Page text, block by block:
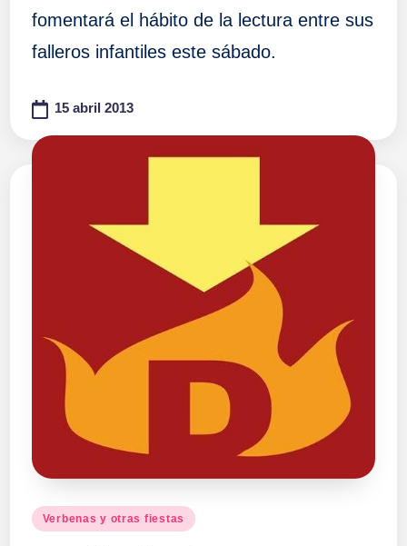
fomentará el hábito de la lectura entre sus
falleros infantiles este sábado.
15 abril 2013
Publicado
Verbenas y otras fiestas